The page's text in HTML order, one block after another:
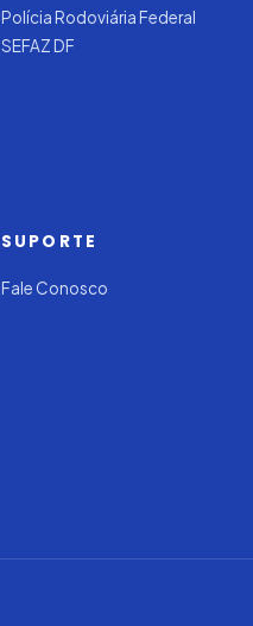
Polícia Rodoviária Federal
SEFAZ DF
SUPORTE
Fale Conosco